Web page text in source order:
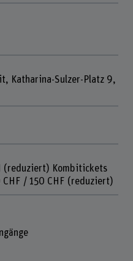
Katharina-Sulzer-Platz 9,
(reduziert) Kombitickets
/ 150 CHF (reduziert)